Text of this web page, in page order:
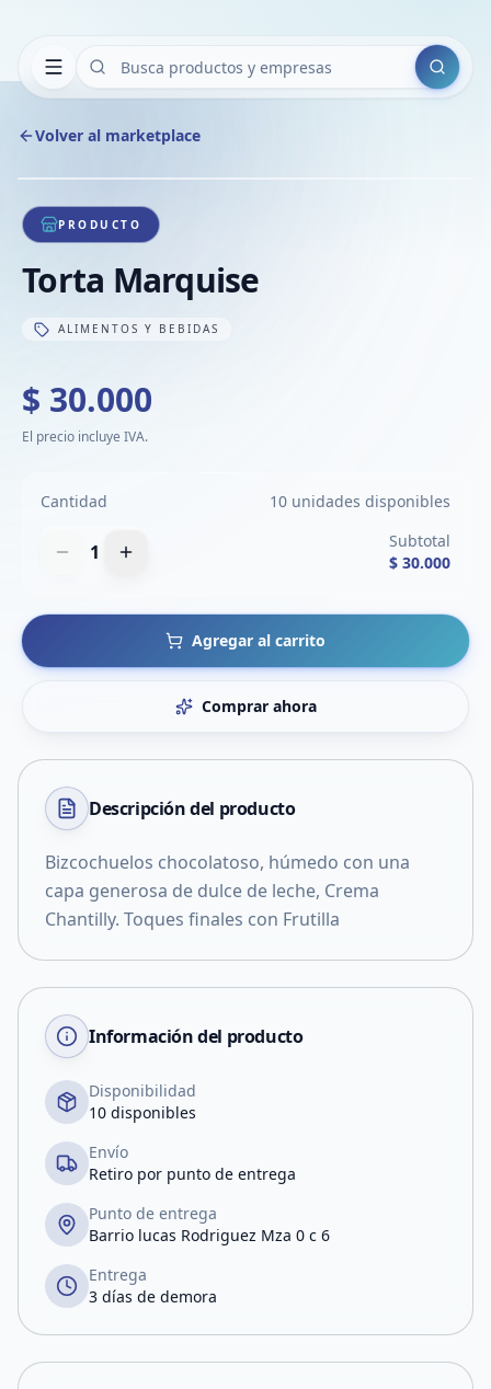
Buscar
Volver al marketplace
1/1
PRODUCTO
Torta Marquise
ALIMENTOS Y BEBIDAS
$ 30.000
El precio incluye IVA.
Cantidad 10 unidades disponibles
1
Subtotal
$ 30.000
Agregar al carrito
Comprar ahora
Descripción del producto
Bizcochuelos chocolatoso, húmedo con una
capa generosa de dulce de leche, Crema
Chantilly. Toques finales con Frutilla
Información del producto
Disponibilidad
10 disponibles
Envío
Retiro por punto de entrega
Punto de entrega
Barrio lucas Rodriguez Mza 0 c 6
Entrega
3 días de demora